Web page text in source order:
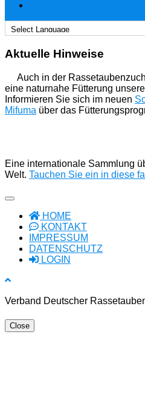
Aktuelle Hinweise
Auch in der
eine naturnahe Fütterung
Informieren Sie sich im neuen
Mifuma über das
Eine internationale Sammlung
Welt. Tauchen Sie ein in diese
HOME
KONTAKT
IMPRESSUM
DATENSCHUTZ
LOGIN
Verband Deutscher
Close